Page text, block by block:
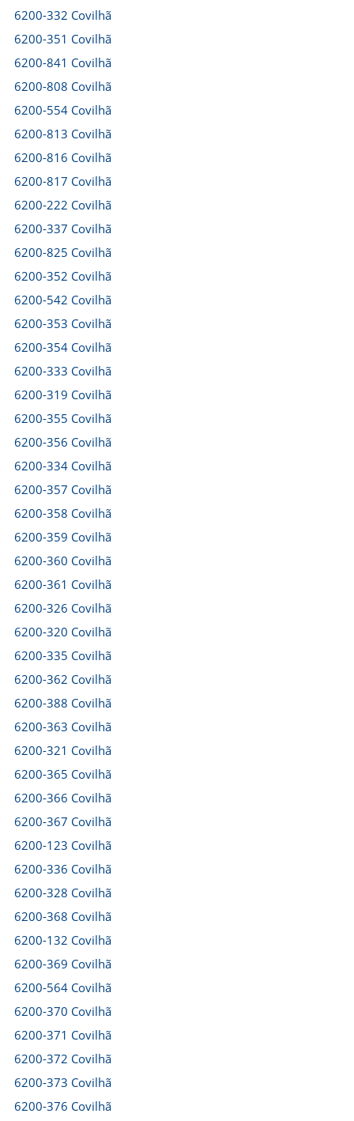
6200-332 Covilhã
6200-351 Covilhã
6200-841 Covilhã
6200-808 Covilhã
6200-554 Covilhã
6200-813 Covilhã
6200-816 Covilhã
6200-817 Covilhã
6200-222 Covilhã
6200-337 Covilhã
6200-825 Covilhã
6200-352 Covilhã
6200-542 Covilhã
6200-353 Covilhã
6200-354 Covilhã
6200-333 Covilhã
6200-319 Covilhã
6200-355 Covilhã
6200-356 Covilhã
6200-334 Covilhã
6200-357 Covilhã
6200-358 Covilhã
6200-359 Covilhã
6200-360 Covilhã
6200-361 Covilhã
6200-326 Covilhã
6200-320 Covilhã
6200-335 Covilhã
6200-362 Covilhã
6200-388 Covilhã
6200-363 Covilhã
6200-321 Covilhã
6200-365 Covilhã
6200-366 Covilhã
6200-367 Covilhã
6200-123 Covilhã
6200-336 Covilhã
6200-328 Covilhã
6200-368 Covilhã
6200-132 Covilhã
6200-369 Covilhã
6200-564 Covilhã
6200-370 Covilhã
6200-371 Covilhã
6200-372 Covilhã
6200-373 Covilhã
6200-376 Covilhã